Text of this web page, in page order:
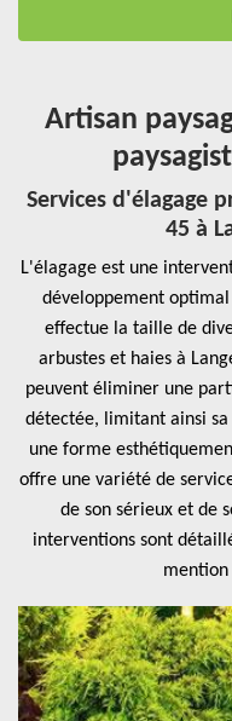
Artisan
Services d'élagage
45 à
L'élagage est une
développement optimal
effectue la taille de
arbustes et haies à
peuvent éliminer une
détectée, limitant ainsi
une forme
offre une variété de
de son sérieux et de
interventions sont